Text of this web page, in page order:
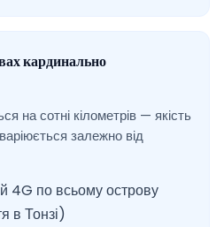
кардинально
на сотні кілометрів — якість
залежно від
4G по всьому острову
в Тонзі)